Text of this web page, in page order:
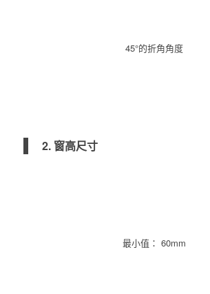
45°的折角角度
2. 窗高尺寸
最小值： 60mm